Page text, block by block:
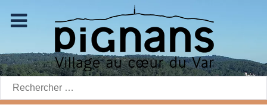
Rechercher: